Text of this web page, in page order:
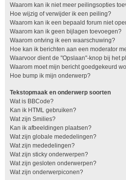
Waarom kan ik niet meer peilingsopties
Hoe wijzig of verwijder ik een peiling?
Waarom kan ik een bepaald forum niet
Waarom kan ik geen bijlagen toevoegen?
Waarom ontving ik een waarschuwing?
Hoe kan ik berichten aan een moderator
Waarvoor dient de "Opslaan"-knop bij het
Waarom moet mijn bericht goedgekeurd
Hoe bump ik mijn onderwerp?
Tekstopmaak en onderwerp soorten
Wat is BBCode?
Kan ik HTML gebruiken?
Wat zijn Smilies?
Kan ik afbeeldingen plaatsen?
Wat zijn globale mededelingen?
Wat zijn mededelingen?
Wat zijn sticky onderwerpen?
Wat zijn gesloten onderwerpen?
Wat zijn onderwerpiconen?